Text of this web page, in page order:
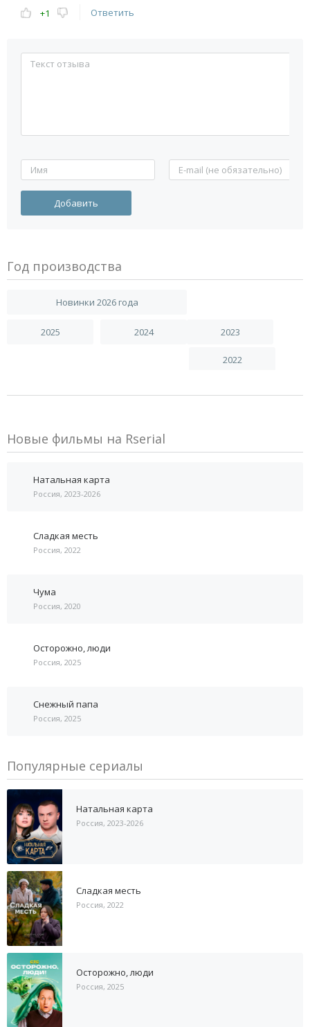
+1
Ответить
Год производства
Новинки 2026 года
2025 2024 2023
2022
Новые фильмы на Rserial
Натальная карта
Россия, 2023-2026
Сладкая месть
Россия, 2022
Чума
Россия, 2020
Осторожно, люди
Россия, 2025
Снежный папа
Россия, 2025
Популярные сериалы
Натальная карта
Россия, 2023-2026
Сладкая месть
Россия, 2022
Осторожно, люди
Россия, 2025